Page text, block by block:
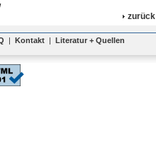
zurück
| Kontakt | Literatur + Quellen